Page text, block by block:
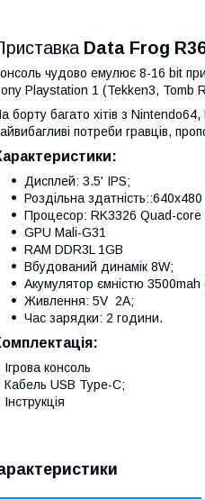
Data Frog
чудово емулює 8-16 bit
Playstation 1 (Tekken3, Tomb
борту багато хітів з
потреби гравців,
Дисплей: 3.5' IPS;
Роздільна здатність::640х480
Процесор: RK3326 Quad-
GPU Mali-G31
RAM DDR3L 1GB
Вбудований динамік 8W;
Акумулятор ємністю 3500mah
Живлення: 5V 2A;
Час зарядки: 2 години.
Ігрова консоль
Кабель USB Type-C;
Інструкція